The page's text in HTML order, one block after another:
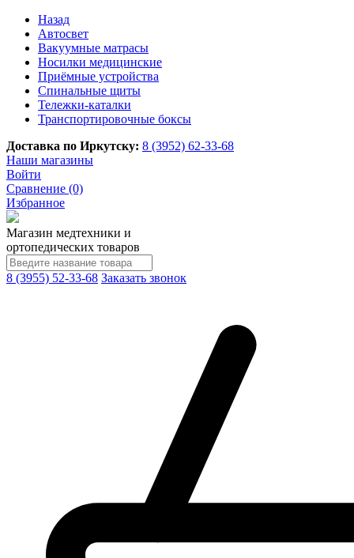
Назад
Автосвет
Вакуумные матрасы
Носилки медицинские
Приёмные устройства
Спинальные щиты
Тележки-каталки
Транспортировочные боксы
Доставка по Иркутску: 8 (3952) 62-33-68
Наши магазины
Войти
Сравнение (0)
Избранное
Магазин медтехники и
ортопедических товаров
8 (3955) 52-33-68 Заказать звонок